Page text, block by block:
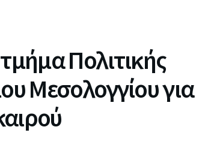
Πολιτικής
Μεσολογγίου για